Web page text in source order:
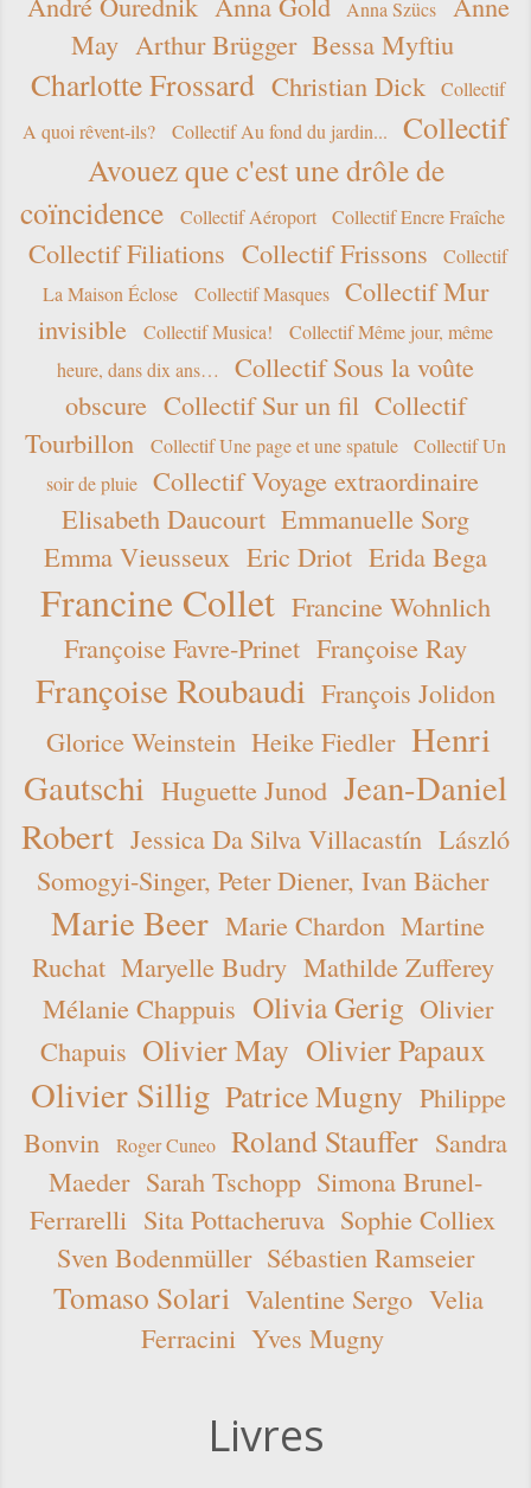
Anna Szücs
May Arthur Brügger Bessa Myftiu
Charlotte Frossard Christian Dick
Collectif
A quoi rêvent-ils?
Collectif Au fond du jardin...
Collectif
Avouez que c'est une drôle de
coïncidence
Collectif Aéroport Collectif Encre Fraîche
Collectif Filiations Collectif Frissons
Collectif
La Maison Éclose
Collectif Masques
Collectif Mur
invisible
Collectif Musica!
Collectif Même jour, même
heure, dans dix ans…
Collectif Sous la voûte
obscure Collectif Sur un fil Collectif
Tourbillon
Collectif Une page et une spatule
Collectif Un
soir de pluie
Collectif Voyage extraordinaire
Elisabeth Daucourt Emmanuelle Sorg
Emma Vieusseux Eric Driot Erida Bega
Francine Collet Francine Wohnlich
Françoise Favre-Prinet Françoise Ray
Françoise Roubaudi François Jolidon
Glorice Weinstein Heike Fiedler Henri
Gautschi Huguette Junod Jean-Daniel
Robert Jessica Da Silva Villacastín László
Somogyi-Singer, Peter Diener, Ivan Bächer
Marie Beer Marie Chardon Martine
Ruchat Maryelle Budry Mathilde Zufferey
Mélanie Chappuis Olivia Gerig Olivier
Chapuis Olivier May Olivier Papaux
Olivier Sillig Patrice Mugny Philippe
Bonvin
Roger Cuneo Roland Stauffer Sandra
Maeder Sarah Tschopp Simona Brunel-
Ferrarelli Sita Pottacheruva Sophie Colliex
Sven Bodenmüller Sébastien Ramseier
Tomaso Solari Valentine Sergo Velia
Ferracini Yves Mugny
Livres